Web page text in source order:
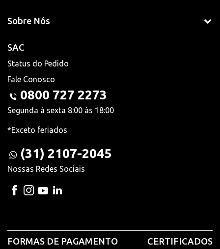
Sobre Nós
SAC
Status do Pedido
Fale Conosco
0800 727 2273
Segunda à sexta 8:00 às 18:00
*Exceto feriados
(31) 2107-2045
Nossas Redes Sociais
FORMAS DE PAGAMENTO CERTIFICADOS